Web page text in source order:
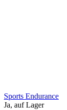
Sports Endurance
Ja, auf Lager